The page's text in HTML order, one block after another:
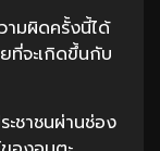
ามผิดครั้งนี้ได้
ที่จะเกิดขึ้นกับ
ะชาชนผ่านช่อง